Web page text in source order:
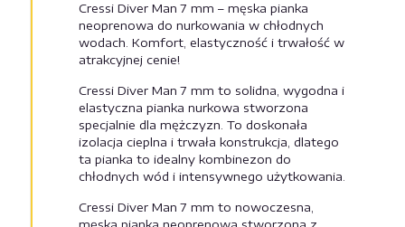
Cressi Diver Man 7 mm – męska pianka
neoprenowa do nurkowania w chłodnych
wodach. Komfort, elastyczność i trwałość w
atrakcyjnej cenie!
Cressi Diver Man 7 mm to solidna, wygodna i
elastyczna pianka nurkowa stworzona
specjalnie dla mężczyzn. To doskonała
izolacja cieplna i trwała konstrukcja, dlatego
ta pianka to idealny kombinezon do
chłodnych wód i intensywnego użytkowania.
Cressi Diver Man 7 mm to nowoczesna,